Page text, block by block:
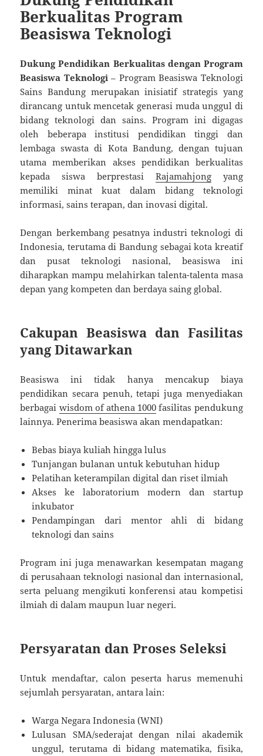
Berkualitas Program
Beasiswa Teknologi
Dukung Pendidikan Berkualitas dengan Program
Beasiswa Teknologi– Program Beasiswa Teknologi
Sains Bandung merupakan inisiatif strategis yang
dirancang untuk mencetak generasi muda unggul di
bidang teknologi dan sains. Program ini digagas
oleh beberapa institusi pendidikan tinggi dan
lembaga swasta di Kota Bandung, dengan tujuan
utama memberikan akses pendidikan berkualitas
kepada siswa berprestasi Rajamahjongyang
memiliki minat kuat dalam bidang teknologi
informasi, sains terapan, dan inovasi digital.
Dengan berkembang pesatnya industri teknologi di
Indonesia, terutama di Bandung sebagai kota kreatif
dan pusat teknologi nasional, beasiswa ini
diharapkan mampu melahirkan talenta-talenta masa
depan yang kompeten dan berdaya saing global.
Cakupan Beasiswa dan Fasilitas
yang Ditawarkan
Beasiswa ini tidak hanya mencakup biaya
pendidikan secara penuh, tetapi juga menyediakan
berbagai wisdom of athena 1000 fasilitas pendukung
lainnya. Penerima beasiswa akan mendapatkan:
Bebas biaya kuliah hingga lulus
Tunjangan bulanan untuk kebutuhan hidup
Pelatihan keterampilan digital dan riset ilmiah
Akses ke laboratorium modern dan startup
inkubator
Pendampingan dari mentor ahli di bidang
teknologi dan sains
Program ini juga menawarkan kesempatan magang
di perusahaan teknologi nasional dan internasional,
serta peluang mengikuti konferensi atau kompetisi
ilmiah di dalam maupun luar negeri.
Persyaratan dan Proses Seleksi
Untuk mendaftar, calon peserta harus memenuhi
sejumlah persyaratan, antara lain:
Warga Negara Indonesia (WNI)
Lulusan SMA/sederajat dengan nilai akademik
unggul, terutama di bidang matematika, fisika,